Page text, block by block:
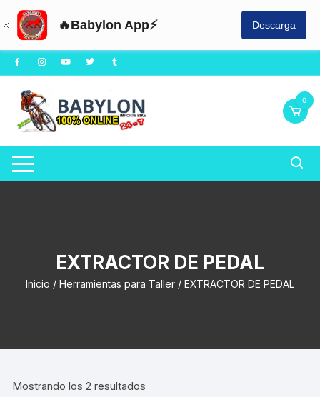
🔥Babylon App⚡ Descarga
Saltar
al
contenido
0
EXTRACTOR DE PEDAL
Inicio / Herramientas para Taller/ EXTRACTOR DE PEDAL
Mostrando los 2 resultados